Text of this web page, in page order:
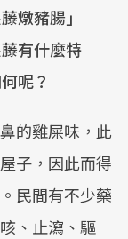
燉豬腸」
有什麼特
呢？
的雞屎味，此
子，因此而得
民間有不少藥
、止瀉、驅